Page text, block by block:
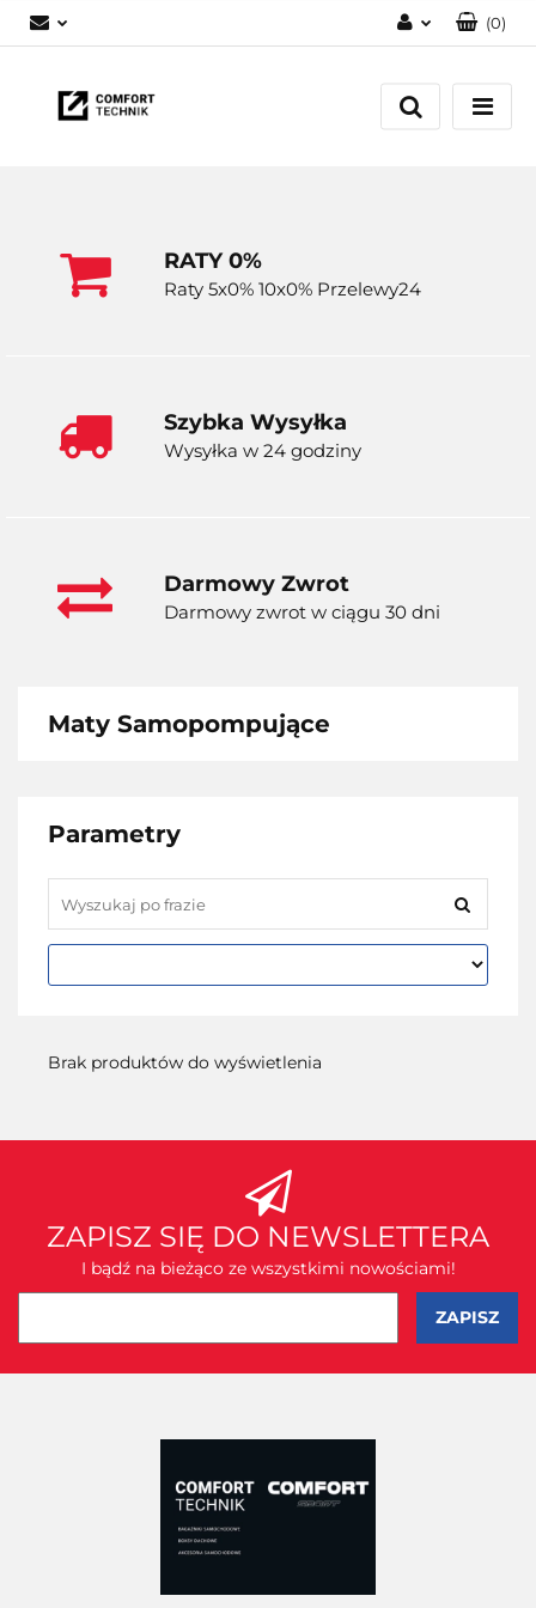
Zaloguj się
Zarejestruj się
(0)
RATY 0%
Raty 5x0% 10x0% Przelewy24
Szybka Wysyłka
Wysyłka w 24 godziny
Darmowy Zwrot
Darmowy zwrot w ciągu 30 dni
Maty Samopompujące
Parametry
Brak produktów do wyświetlenia
ZAPISZ SIĘ DO NEWSLETTERA
I bądź na bieżąco ze wszystkimi nowościami!